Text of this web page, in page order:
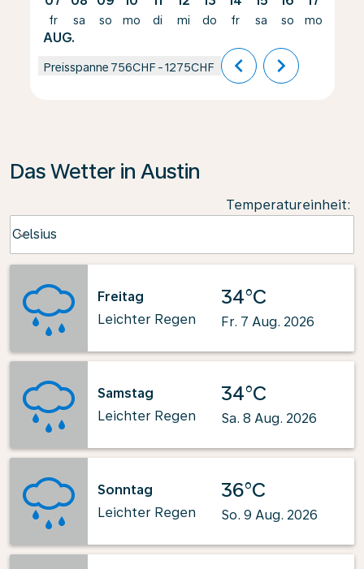
fr
AUG.
sa so mo di mi do fr sa so mo
Preisspanne 756CHF -1275CHF chevron_left chevron_right
Das Wetter in Austin
Temperatureinheit:
Celsius
keyboard_arrow_down
Freitag
Leichter Regen
34°C
Fr. 7 Aug. 2026
Samstag
Leichter Regen
34°C
Sa. 8 Aug. 2026
Sonntag
Leichter Regen
36°C
So. 9 Aug. 2026